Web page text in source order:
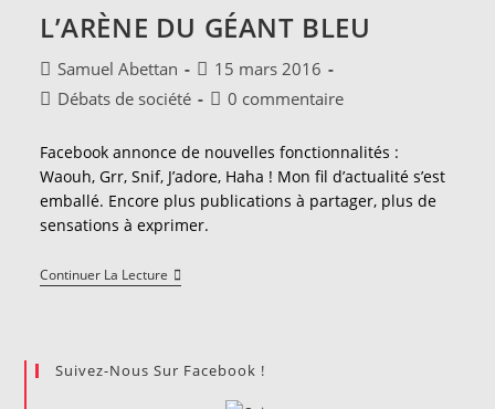
L’ARÈNE DU GÉANT BLEU
Auteur/autrice
de
Samuel Abettan
Publication
publiée :
15 mars 2016
PostDébats de société
Commentaires
publication :
0 commentaire
Facebook annonce de nouvelles fonctionnalités :
Waouh, Grr, Snif, J’adore, Haha ! Mon fil d’actualité s’est
emballé. Encore plus publications à partager, plus de
sensations à exprimer.
Continuer La LectureL’arène
Du
Suivez-Nous Sur Facebook !